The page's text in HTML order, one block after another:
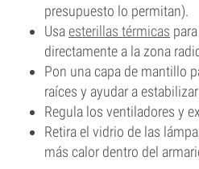
presupuesto lo permitan).
Usaesterillas térmicas
directamente a la zona
Pon una capa de mantillo
raíces y ayudar a
Regula los ventiladores y
Retira el vidrio de las
más calor dentro del